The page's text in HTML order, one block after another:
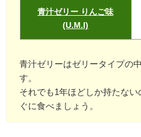
青汁ゼリー りんご味
(U.M.I)
青汁ゼリーはゼリータイプの
す。
それでも1年ほどしか持たな
ぐに食べましょう。